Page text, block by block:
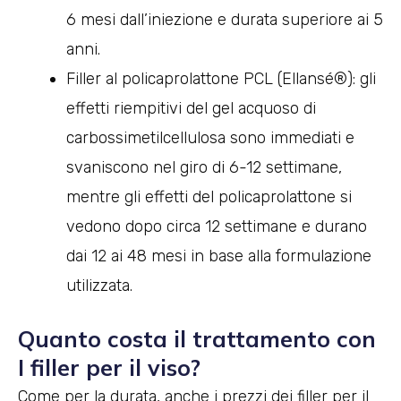
6 mesi dall’iniezione e durata superiore ai 5
anni.
Filler al policaprolattone PCL (Ellansé®): gli
effetti riempitivi del gel acquoso di
carbossimetilcellulosa sono immediati e
svaniscono nel giro di 6-12 settimane,
mentre gli effetti del policaprolattone si
vedono dopo circa 12 settimane e durano
dai 12 ai 48 mesi in base alla formulazione
utilizzata.
Quanto costa il trattamento con
I filler per il viso?
Come per la durata, anche i prezzi dei filler per il